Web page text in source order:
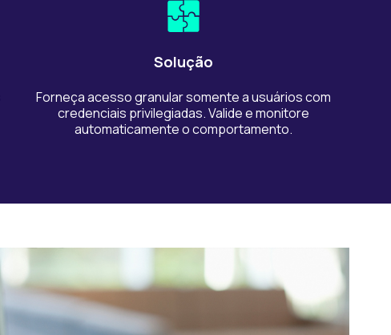
Solução
Forneça acesso granular somente a usuários com
credenciais privilegiadas. Valide e monitore
automaticamente o comportamento.